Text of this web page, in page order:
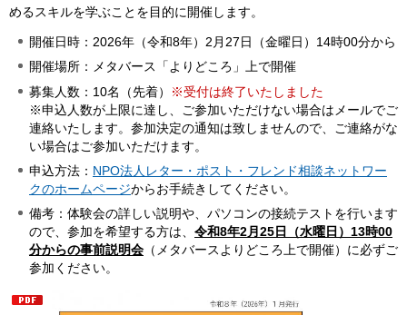
めるスキルを学ぶことを目的に開催します。
開催日時：2026年（令和8年）2月27日（金曜日）14時00分から
開催場所：メタバース「よりどころ」上で開催
募集人数：10名（先着）
※受付は終了いたしました
※申込人数が上限に達し、ご参加いただけない場合はメールでご
連絡いたします。参加決定の通知は致しませんので、ご連絡がな
い場合はご参加いただけます。
申込方法： NPO法人レター・ポスト・フレンド相談ネットワー
クのホームページからお手続きしてください。
備考：体験会の詳しい説明や、パソコンの接続テストを行います
ので、参加を希望する方は、 令和8年2月25日（水曜日）13時00
分からの事前説明会 （メタバースよりどころ上で開催）に必ずご
参加ください。